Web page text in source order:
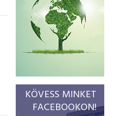
KÖVESS MINKET
FACEBOOKON!